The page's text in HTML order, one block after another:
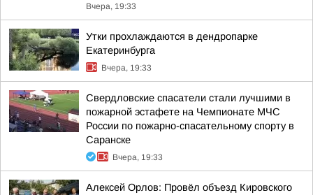
Вчера, 19:33
Утки прохлаждаются в дендропарке
Екатеринбурга
Вчера, 19:33
Свердловские спасатели стали лучшими в
пожарной эстафете на Чемпионате МЧС
России по пожарно-спасательному спорту в
Саранске
Вчера, 19:33
Алексей Орлов: Провёл объезд Кировского